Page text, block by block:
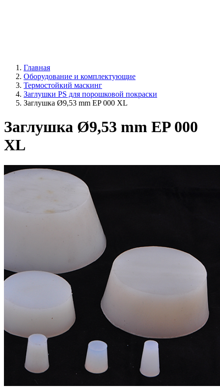
Главная
Оборудование и комплектующие
Термостойкий маскинг
Заглушки PS для порошковой покраски
Заглушка Ø9,53 mm EP 000 XL
Заглушка Ø9,53 mm EP 000
XL